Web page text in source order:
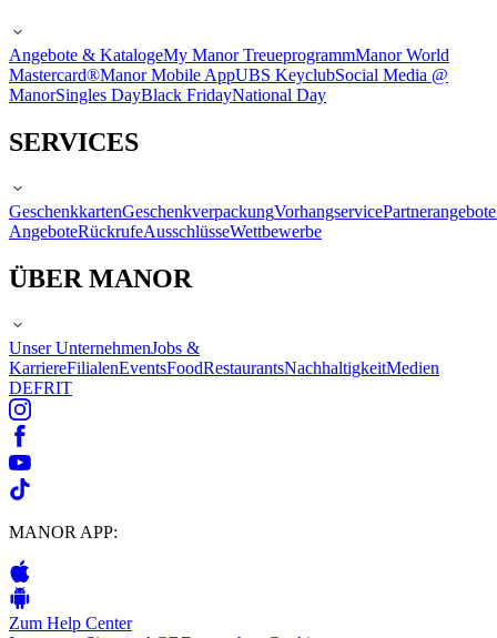
Angebote & KatalogeMy Manor TreueprogrammManor World
Mastercard®Manor Mobile AppUBS KeyclubSocial Media @
ManorSingles DayBlack FridayNational Day
SERVICES
GeschenkkartenGeschenkverpackungVorhangservicePartnerangebote
AngeboteRückrufeAusschlüsseWettbewerbe
ÜBER MANOR
Unser UnternehmenJobs &
KarriereFilialenEventsFoodRestaurantsNachhaltigkeitMedien
DEFRIT
MANOR APP:
Zum Help Center